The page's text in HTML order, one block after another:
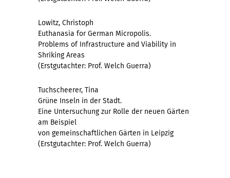
Lowitz, Christoph
Euthanasia for German Micropolis.
Problems of Infrastructure and Viability in
Shriking Areas
(Erstgutachter: Prof. Welch Guerra)
Tuchscheerer, Tina
Grüne Inseln in der Stadt.
Eine Untersuchung zur Rolle der neuen Gärten
am Beispiel
von gemeinschaftlichen Gärten in Leipzig
(Erstgutachter: Prof. Welch Guerra)